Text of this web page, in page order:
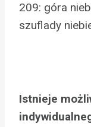
209: góra
szuflady
Istnieje